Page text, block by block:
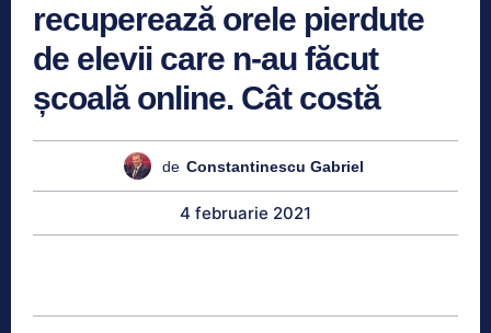
recuperează orele pierdute
de elevii care n-au făcut
școală online. Cât costă
de Constantinescu Gabriel
4 februarie 2021